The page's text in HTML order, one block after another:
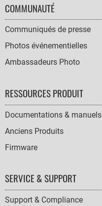
COMMUNAUTÉ
Communiqués de presse
Photos événementielles
Ambassadeurs Photo
RESSOURCES PRODUIT
Documentations & manuels
Anciens Produits
Firmware
SERVICE & SUPPORT
Support & Compliance